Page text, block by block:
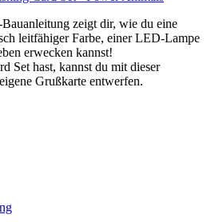
zeigt dir, wie du eine
leitfähiger Farbe, einer LED-Lampe
erwecken kannst!
Set hast, kannst du mit dieser
Grußkarte entwerfen.